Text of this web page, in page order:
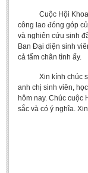
Cuộc Hội Khoa
công lao đóng góp
và nghiên cứu sinh
Ban Đại diện sinh
cả tấm chân tình ấy.
Xin kính chúc sức
anh chị sinh viên,
hôm nay. Chúc cuộc
sắc và có ý nghĩa.